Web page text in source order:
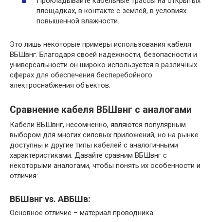
площадках, в контакте с землей, в условиях
повышенной влажности.​
Это лишь некоторые примеры использования кабеля
ВБШвнг. Благодаря своей надежности, безопасности и
универсальности он широко используется в различных
сферах для обеспечения бесперебойного
электроснабжения объектов.​
Сравнение кабеля ВБШвнг с аналогами
Кабели ВБШвнг, несомненно, являются популярным
выбором для многих силовых приложений, но на рынке
доступны и другие типы кабелей с аналогичными
характеристиками. Давайте сравним ВБШвнг с
некоторыми аналогами, чтобы понять их особенности и
отличия:
ВБШвнг vs.​ АВБШв:
Основное отличие – материал проводника: